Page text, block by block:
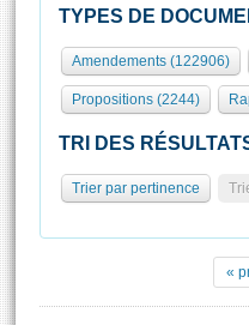
Présidence
577 députés
Groupes politiques
Séance publique
Commissions et
Europe et
Pétitions
Rôle et pouvoirs de
Organisation de
Présidence Conférence
Statistiques et
Documents de
( Constitution | Règlement
Visiter l'Assemblée
Visite virtuelle du
Assister à une séance
TYPES DE
Amendements (122906)
Propositions (2244)
TRI DES
Trier par pertinence
«